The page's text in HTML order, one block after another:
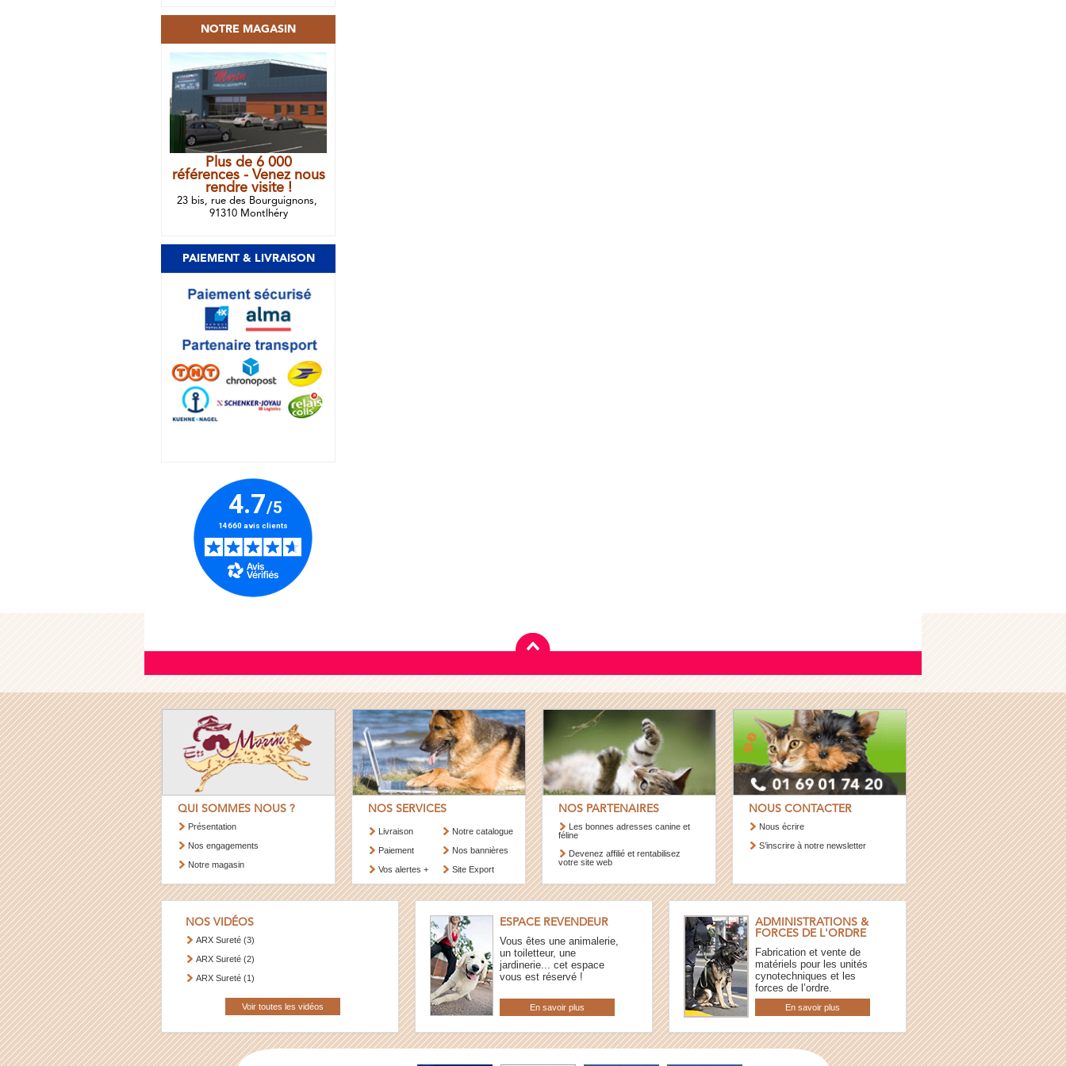
NOTRE MAGASIN
Plus de 6 000
références - Venez nous
rendre visite !
23 bis, rue des Bourguignons,
91310 Montlhéry
PAIEMENT & LIVRAISON
QUI SOMMES NOUS ?
Présentation
Nos engagements
Notre magasin
NOS SERVICES
Livraison
Paiement
Vos alertes +
Notre catalogue
Nos bannières
Site Export
NOS PARTENAIRES
Les bonnes adresses canine et
féline
Devenez affilié et rentabilisez
votre site web
NOUS CONTACTER
Nous écrire
S’inscrire à notre newsletter
NOS VIDÉOS
ARX Sureté (3)
ARX Sureté (2)
ARX Sureté (1)
Voir toutes les vidéos
ESPACE REVENDEUR
Vous êtes une animalerie,
un toiletteur, une
jardinerie... cet espace
vous est réservé !
En savoir plus
ADMINISTRATIONS &
FORCES DE L'ORDRE
Fabrication et vente de
matériels pour les unités
cynotechniques et les
forces de l’ordre.
En savoir plus